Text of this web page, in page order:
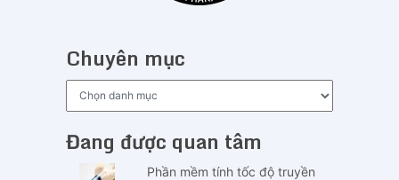
Chuyên mục
Đang được quan tâm
Phần mềm tính tốc độ truyền